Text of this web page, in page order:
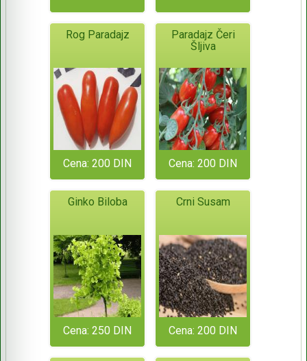
Rog Paradajz
Cena: 200 DIN
Paradajz Čeri
Šljiva
Cena: 200 DIN
Ginko Biloba
Cena: 250 DIN
Crni Susam
Cena: 200 DIN